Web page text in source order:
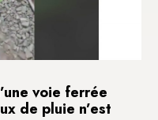
voie ferrée
de pluie n’est